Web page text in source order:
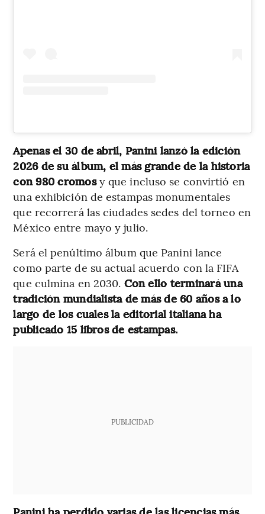
Apenas el 30 de abril, Panini lanzó la edición
2026 de su álbum, el más grande de la historia
con 980 cromosy que incluso se convirtió en
una exhibición de estampas monumentales
que recorrerá las ciudades sedes del torneo en
México entre mayo y julio.
Será el penúltimo álbum que Panini lance
como parte de su actual acuerdo con la FIFA
que culmina en 2030. Con ello terminará una
tradición mundialista de más de 60 años a lo
largo de los cuales la editorial italiana ha
publicado 15 libros de estampas.
PUBLICIDAD